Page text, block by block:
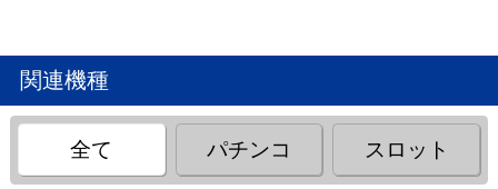
関連機種
全て パチンコ スロット